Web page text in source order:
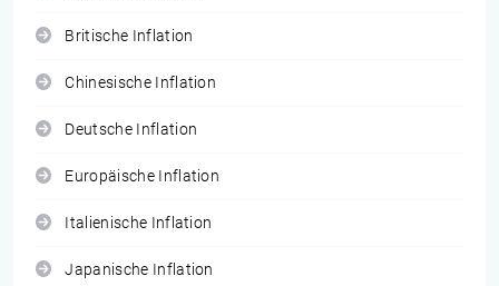
Britische Inflation
Chinesische Inflation
Deutsche Inflation
Europäische Inflation
Italienische Inflation
Japanische Inflation